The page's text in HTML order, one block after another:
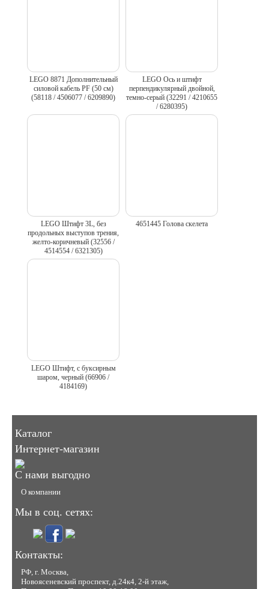
LEGO 8871 Дополнительный
силовой кабель PF (50 см)
(58118 / 4506077 / 6209890)
LEGO Ось и штифт
перпендикулярный двойной,
темно-серый (32291 / 4210655
/ 6280395)
LEGO Штифт 3L, без
продольных выступов трения,
желто-коричневый (32556 /
4514554 / 6321305)
4651445 Голова скелета
LEGO Штифт, с буксирным
шаром, черный (66906 /
4184169)
Каталог
Интернет-магазин
С нами выгодно
О компании
Мы в соц. сетях:
Контакты:
РФ, г. Москва,
Новоясеневский проспект, д.24к4, 2-й этаж,